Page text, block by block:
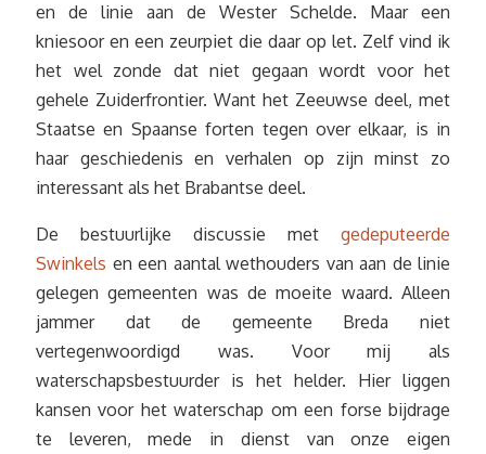
en de linie aan de Wester Schelde. Maar een
kniesoor en een zeurpiet die daar op let. Zelf vind ik
het wel zonde dat niet gegaan wordt voor het
gehele Zuiderfrontier. Want het Zeeuwse deel, met
Staatse en Spaanse forten tegen over elkaar, is in
haar geschiedenis en verhalen op zijn minst zo
interessant als het Brabantse deel.
De bestuurlijke discussie met gedeputeerde
Swinkels en een aantal wethouders van aan de linie
gelegen gemeenten was de moeite waard. Alleen
jammer dat de gemeente Breda niet
vertegenwoordigd was. Voor mij als
waterschapsbestuurder is het helder. Hier liggen
kansen voor het waterschap om een forse bijdrage
te leveren, mede in dienst van onze eigen